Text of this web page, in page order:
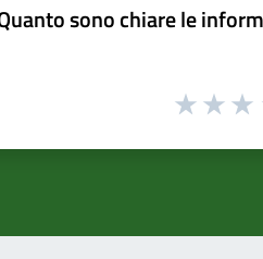
sono chiare le